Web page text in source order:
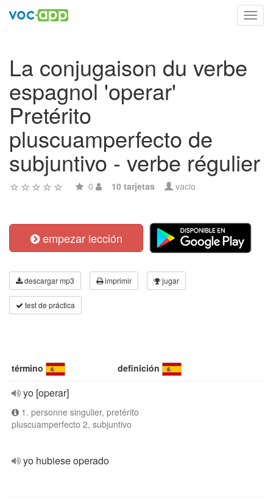
La conjugaison du verbe
espagnol 'operar'
Pretérito
pluscuamperfecto de
subjuntivo - verbe régulier
0 10 tarjetas vacio
empezar lección
descargar mp3 imprimir jugar
test de práctica
término definición
yo [operar]
1. personne singulier, pretérito
pluscuamperfecto 2, subjuntivo
yo hubiese operado